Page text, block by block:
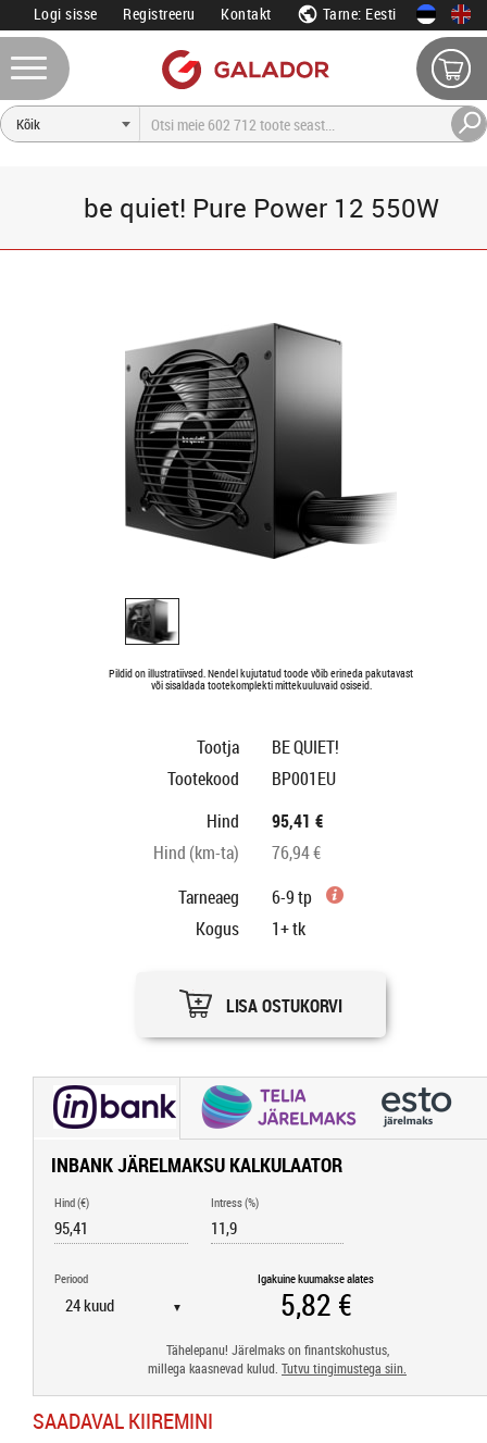
Logi sisse Registreeru Kontakt Tarne: Eesti
be quiet! Pure Power 12 550W
Pildid on illustratiivsed. Nendel kujutatud toode võib erineda pakutavast
või sisaldada tootekomplekti mittekuuluvaid osiseid.
Tootja
BE QUIET!
Tootekood
BP001EU
Hind
95,41 €
Hind (km-ta)
76,94 €
Tarneaeg
6-9 tp
Kogus
1+tk
LISA OSTUKORVI
INBANK JÄRELMAKSU KALKULAATOR
Hind (€) Intress (%)
Periood
▼
Igakuine kuumakse alates
Tähelepanu! Järelmaks on finantskohustus,
millega kaasnevad kulud. Tutvu tingimustega siin.
SAADAVAL KIIREMINI